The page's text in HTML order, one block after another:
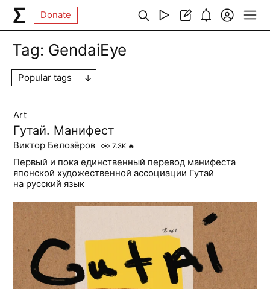
Donate
Tag: GendaiEye
Popular tags
Art
Гутай. Манифест
Виктор Белозёров 7.3K 🔥
Первый и пока единственный перевод манифеста
японской художественной ассоциации Гутай
на русский язык